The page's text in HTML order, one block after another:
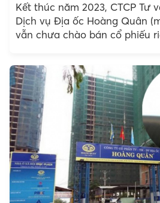
Kết thúc năm 2023, CTCP Tư
Dịch vụ Địa ốc Hoàng Quân
vẫn chưa chào bán cổ phiếu